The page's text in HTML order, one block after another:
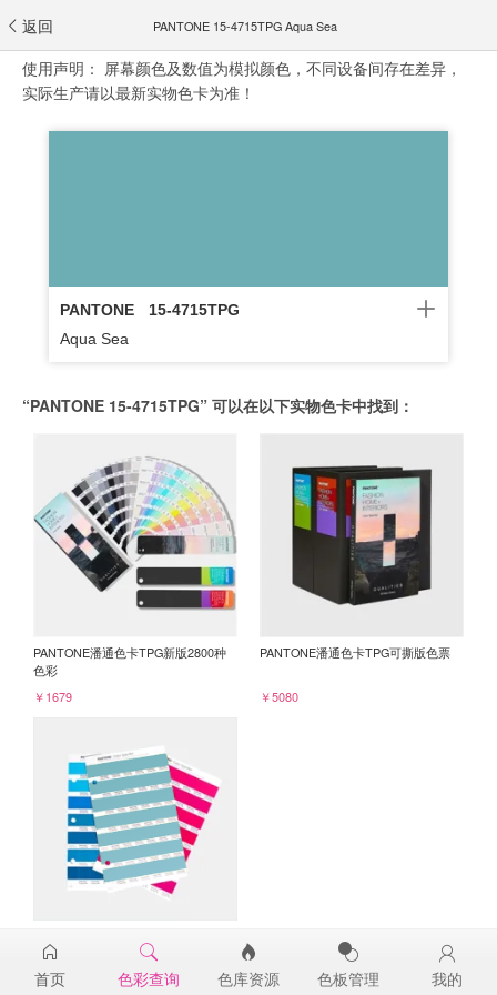
返回 PANTONE 15-4715TPG Aqua Sea
使用声明： 屏幕颜色及数值为模拟颜色，不同设备间存在差异，
实际生产请以最新实物色卡为准！
PANTONE
15-4715TPG
Aqua Sea
“PANTONE 15-4715TPG” 可以在以下实物色卡中找到：
PANTONE潘通色卡TPG新版2800种
色彩
￥1679
PANTONE潘通色卡TPG可撕版色票
￥5080
15-4715TPG
￥98
首页 色彩查询 色库资源 色板管理 我的